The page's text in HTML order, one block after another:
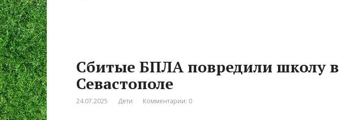
Сбитые БПЛА повредили школу в
Севастополе
24.07.2025 Дети Комментарии: 0